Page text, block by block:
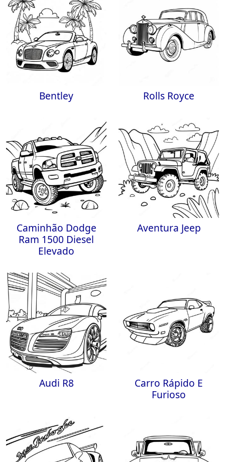
Bentley Rolls Royce
Caminhão Dodge
Ram 1500 Diesel
Elevado
Aventura Jeep
Audi R8
Carro Rápido E
Furioso